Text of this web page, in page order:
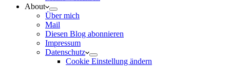
About
Über mich
Mail
Diesen Blog abonnieren
Impressum
Datenschutz
Cookie Einstellung ändern